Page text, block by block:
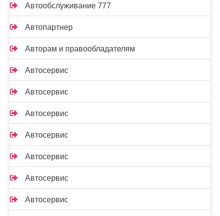
Автообслуживание 777
Автопартнер
Авторам и правообладателям
Автосервис
Автосервис
Автосервис
Автосервис
Автосервис
Автосервис
Автосервис